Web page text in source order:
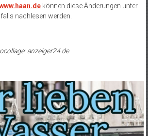
können diese Änderungen unter
nachlesen werden.
anzeiger24.de